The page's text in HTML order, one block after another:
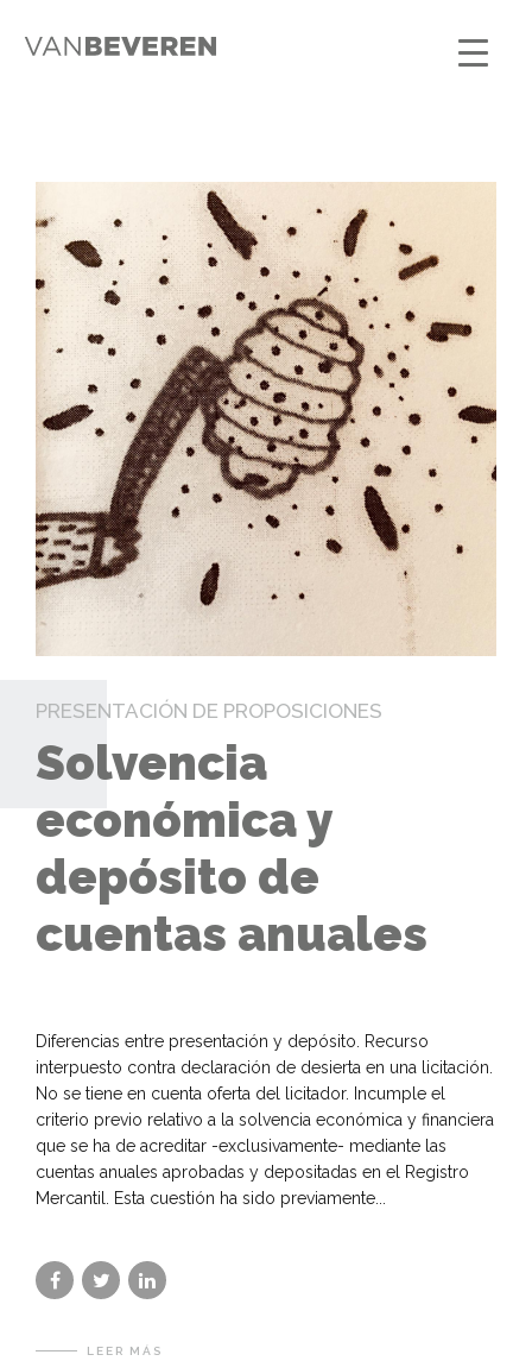
PRESENTACIÓN DE PROPOSICIONES
Solvencia
económica y
depósito de
cuentas anuales
Diferencias entre presentación y depósito. Recurso
interpuesto contra declaración de desierta en una licitación.
No se tiene en cuenta oferta del licitador. Incumple el
criterio previo relativo a la solvencia económica y financiera
que se ha de acreditar -exclusivamente- mediante las
cuentas anuales aprobadas y depositadas en el Registro
Mercantil. Esta cuestión ha sido previamente...
LEER MÁS